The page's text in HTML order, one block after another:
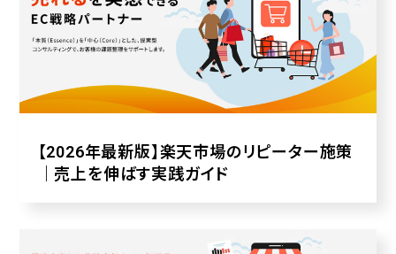
【2026年最新版】楽天市場のリピーター施策
｜売上を伸ばす実践ガイド